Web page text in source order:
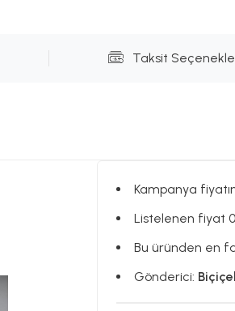
Taksit
Kampanya
Listelenen fiyat
Bu üründen en
Gönderici: